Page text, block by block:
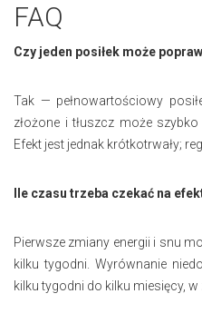
FAQ
Czy jeden posiłek może
Tak — pełnowartościowy
złożone i tłuszcz może
Efekt jest jednak krótkotrwały;
Ile czasu trzeba czekać na
Pierwsze zmiany energii i snu
kilku tygodni. Wyrównanie
kilku tygodni do kilku miesięcy, w